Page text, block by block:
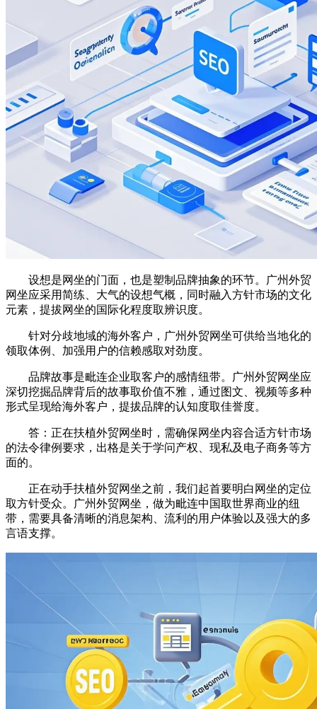
设想是网坐的门面，也是塑制品牌抽象的环节。广州外贸
网坐应采用简练、大气的设想气概，同时融入方针市场的文化
元素，提拔网坐的国际化程度取辨识度。
针对分歧地域的海外客户，广州外贸网坐可供给当地化的
领取体例、加强用户的信赖感取对劲度。
品牌故事是毗连企业取客户的感情纽带。广州外贸网坐应
深切挖掘品牌背后的故事取价值不雅，通过图文、视频等多种
形式呈现给海外客户，提拔品牌的认知度取佳誉度。
答：正在扶植外贸网坐时，需确保网坐内容合适方针市场
的法令律例要求，出格是关于学问产权、现私及电子商务等方
面的。
正在动手扶植外贸网坐之前，我们起首要明白网坐的定位
取方针受众。广州外贸网坐，做为毗连中国取世界商业的纽
带，需要具备清晰的消息架构、流利的用户体验以及强大的多
言语支撑。